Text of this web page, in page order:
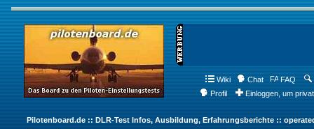
Wiki Chat FAQ
Profil
Einloggen, um
Pilotenboard.de :: DLR-Test Infos, Ausbildung, Erfahrungsberichte ::